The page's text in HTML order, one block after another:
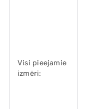
Visi pieejamie
izmēri: